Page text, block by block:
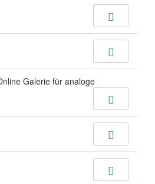
Galerie für analoge